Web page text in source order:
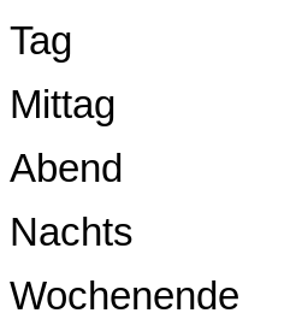
Tag
Mittag
Abend
Nachts
Wochenende